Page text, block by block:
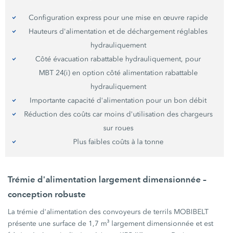
Configuration express pour une mise en œuvre rapide
Hauteurs d'alimentation et de déchargement réglables
hydrauliquement
Côté évacuation rabattable hydrauliquement, pour
MBT 24(i)en option côté alimentation rabattable
hydrauliquement
Importante capacité d'alimentation pour un bon débit
Réduction des coûts car moins d'utilisation des chargeurs
sur roues
Plus faibles coûts à la tonne
Trémie d'alimentation largement dimensionnée –
conception robuste
La trémie d'alimentation des convoyeurs de terrils MOBIBELT
présente une surface de 1,7 m³ largement dimensionnée et est